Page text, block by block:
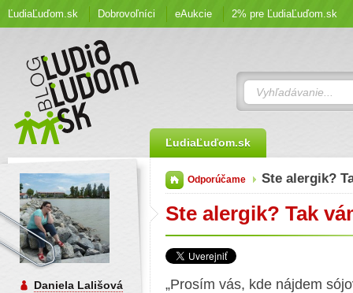
ĽudiaĽuďom.sk Dobrovoľníci eAukcie 2% pre ĽudiaĽuďom.sk
ĽudiaĽuďom.sk
Daniela Lališová
Odporúčame Ste alergik?
Ste alergik? Tak
„Prosím vás, kde nájdem